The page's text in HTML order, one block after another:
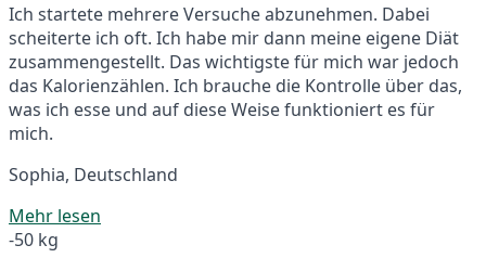
Ich startete mehrere Versuche abzunehmen. Dabei
scheiterte ich oft. Ich habe mir dann meine eigene Diät
zusammengestellt. Das wichtigste für mich war jedoch
das Kalorienzählen. Ich brauche die Kontrolle über das,
was ich esse und auf diese Weise funktioniert es für
mich.
Sophia, Deutschland
Mehr lesen
-50 kg